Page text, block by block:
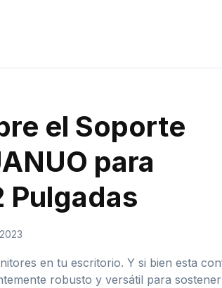
el Soporte
para
Pulgadas
en tu escritorio. Y si bien esta
robusto y versátil para